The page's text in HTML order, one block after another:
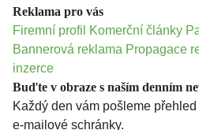
Reklama pro vás
Firemní profil
Komerční články
Bannerová reklama Propagace
inzerce
Buďte v obraze s naším denním
Každý den vám pošleme
e-mailové schránky.